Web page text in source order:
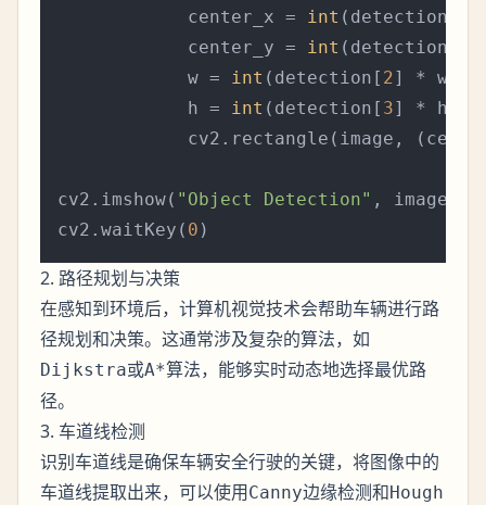
            center_x =
int (detection[
            center_y =
int (detection[
            w =
int (detection[ 2] *
            h =
int (detection[ 3] *
cv2.rectangle(image,
cv2.imshow( "Object Detection" , image)
cv2.waitKey( 0
2. 路径规划与决策
在感知到环境后，计算机视觉技术会帮助车辆进行路
径规划和决策。这通常涉及复杂的算法，如
Dijkstra或A*算法，能够实时动态地选择最优路
径。
3. 车道线检测
识别车道线是确保车辆安全行驶的关键，将图像中的
车道线提取出来，可以使用Canny边缘检测和Hough